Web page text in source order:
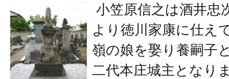
小笠原信之は酒井忠
より徳川家康に仕え
嶺の娘を娶り養嗣子
二代本庄城主となり